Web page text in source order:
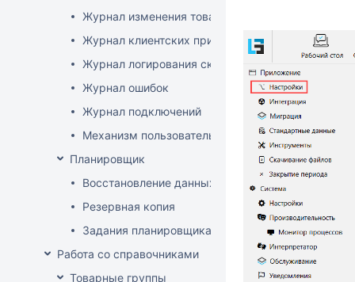
Журнал изменения товаров
Журнал клиентских приложений
Журнал логирования сканирований штрихкодов
Журнал ошибок
Журнал подключений
Механизм пользовательского логирования
Планировщик
Восстановление данных
Резервная копия
Задания планировщика
Работа со справочниками
Товарные группы